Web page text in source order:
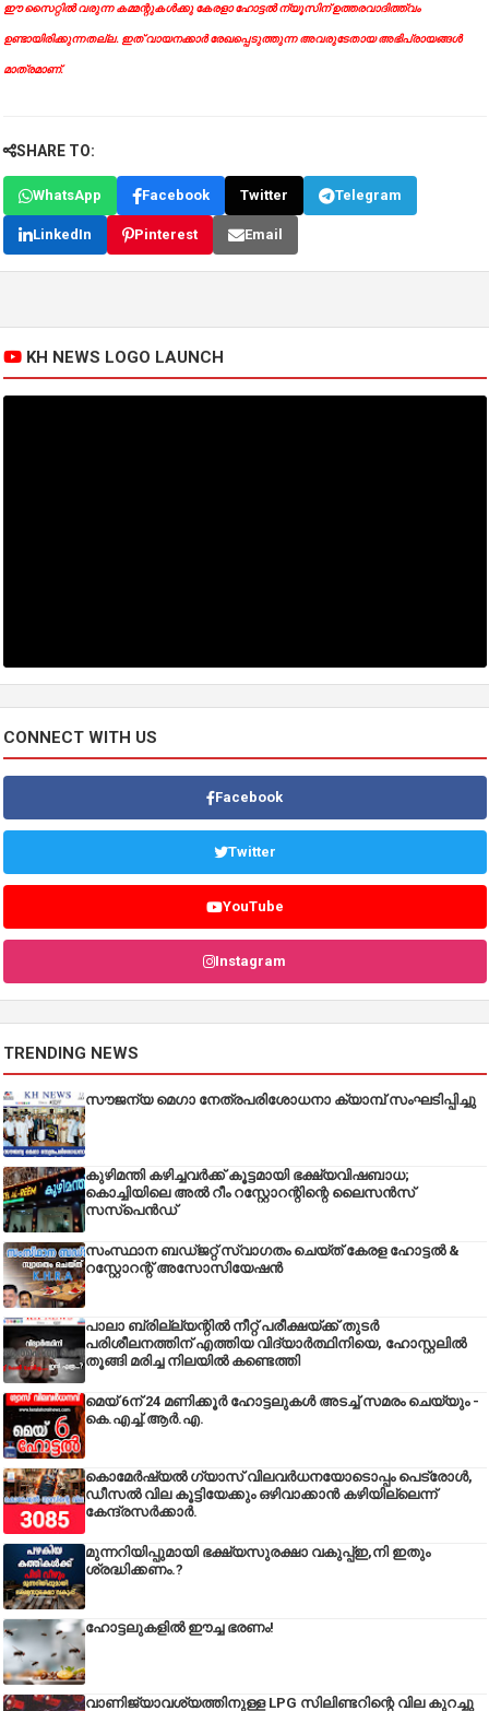
ഈ സൈറ്റിൽ വരുന്ന കമ്മന്റുകൾക്കു കേരളാ ഹോട്ടൽ ന്യൂസിന് ഉത്തരവാദിത്ത്വം
ഉണ്ടായിരിക്കുന്നതല്ല. ഇത് വായനക്കാർ രേഖപ്പെടുത്തുന്ന അവരുടേതായ അഭിപ്രായങ്ങൾ
മാത്രമാണ്.
SHARE TO:
WhatsApp Facebook Twitter Telegram
LinkedIn Pinterest Email
KH NEWS LOGO LAUNCH
CONNECT WITH US
Facebook
Twitter
YouTube
Instagram
TRENDING NEWS
സൗജന്യ മെഗാ നേത്രപരിശോധനാ ക്യാമ്പ് സംഘടിപ്പിച്ചു
കുഴിമന്തി കഴിച്ചവർക്ക് കൂട്ടമായി ഭക്ഷ്യവിഷബാധ;
കൊച്ചിയിലെ അൽ റീം റസ്റ്റോറന്റിന്റെ ലൈസൻസ്
സസ്പെൻഡ്
സംസ്ഥാന ബഡ്‌ജറ്റ് സ്വാഗതം ചെയ്ത് കേരള ഹോട്ടൽ &
റസ്റ്റോറന്റ് അസോസിയേഷൻ
പാലാ ബ്രില്ല്യന്റിൽ നീറ്റ് പരീക്ഷയ്ക്ക് തുടർ
പരിശീലനത്തിന് എത്തിയ വിദ്യാർത്ഥിനിയെ, ഹോസ്റ്റലിൽ
തൂങ്ങി മരിച്ച നിലയിൽ കണ്ടെത്തി
മെയ് 6ന് 24 മണിക്കൂർ ഹോട്ടലുകൾ അടച്ച് സമരം ചെയ്യും -
കെ.എച്ച്.ആർ.എ.
കൊമേർഷ്യൽ ഗ്യാസ് വിലവർധനയോടൊപ്പം പെട്രോൾ,
ഡീസല്‍ വില കൂട്ടിയേക്കും ഒഴിവാക്കാന്‍ കഴിയില്ലെന്ന്
കേന്ദ്രസര്‍ക്കാര്‍.
മുന്നറിയിപ്പുമായി ഭക്ഷ്യസുരക്ഷാ വകുപ്പ്ഇ,നി ഇതും
ശ്രദ്ധിക്കണം.?
ഹോട്ടലുകളിൽ ഈച്ച ഭരണം!
വാണിജ്യാവശ്യത്തിനുള്ള LPG സിലിണ്ടറിന്റെ വില കുറച്ചു